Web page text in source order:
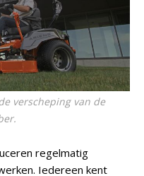
verscheping van de
regelmatig
Iedereen kent